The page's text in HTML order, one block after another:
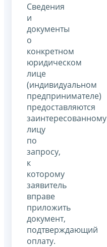
Сведения
и
документы
о
конкретном
юридическом
лице
(индивидуальном
предпринимателе)
предоставляются
заинтересованному
лицу
по
запросу,
к
которому
заявитель
вправе
приложить
документ,
подтверждающий
оплату.